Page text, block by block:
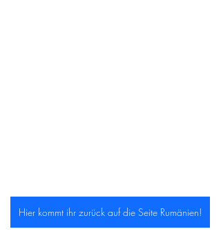
Hier kommt ihr zurück auf die Seite Rumänien!